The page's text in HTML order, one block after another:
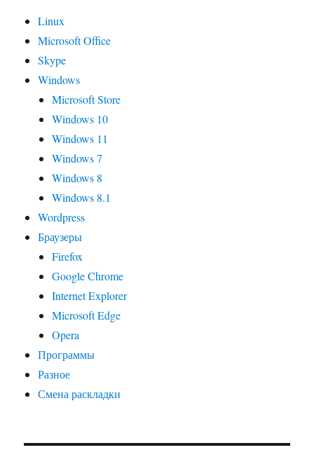
Linux
Microsoft Office
Skype
Windows
Microsoft Store
Windows 10
Windows 11
Windows 7
Windows 8
Windows 8.1
Wordpress
Браузеры
Firefox
Google Chrome
Internet Explorer
Microsoft Edge
Opera
Программы
Разное
Смена раскладки